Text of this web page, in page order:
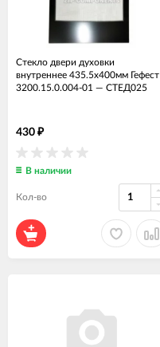
Стекло двери духовки
внутреннее 435.5x400мм Гефест
3200.15.0.004-01 — СТЕД025
430 ₽
В наличии
Кол-во